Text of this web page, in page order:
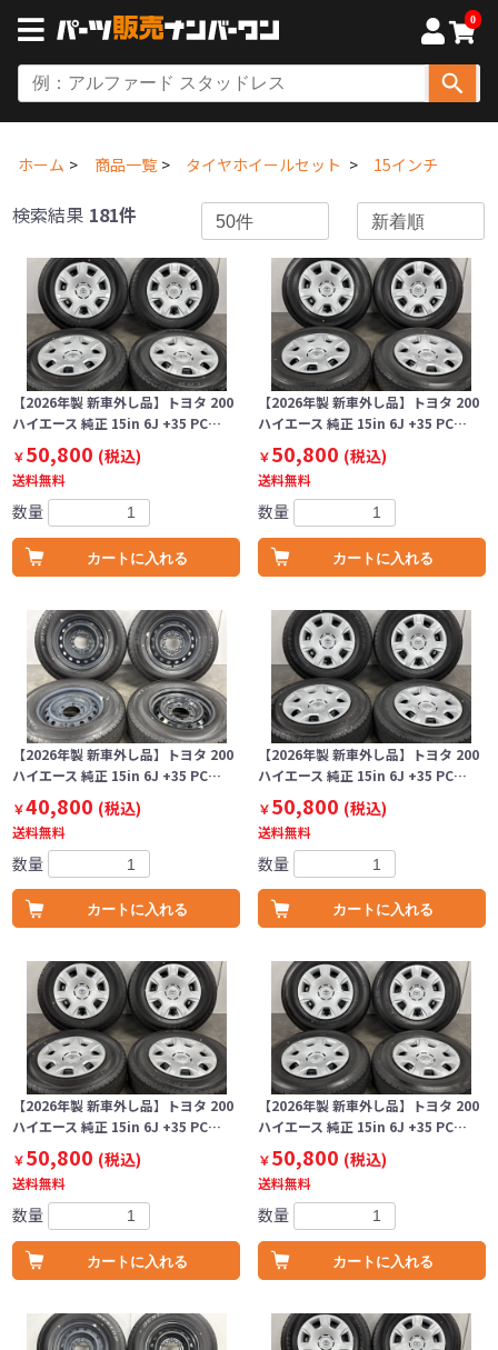
0
ホーム 商品一覧 タイヤホイールセット 15インチ
検索結果 181件
【2026年製 新車外し品】トヨタ 200
ハイエース 純正 15in 6J +35 PC…
￥50,800 (税込)
送料無料
数量
カートに入れる
【2026年製 新車外し品】トヨタ 200
ハイエース 純正 15in 6J +35 PC…
￥50,800 (税込)
送料無料
数量
カートに入れる
【2026年製 新車外し品】トヨタ 200
ハイエース 純正 15in 6J +35 PC…
￥40,800 (税込)
送料無料
数量
カートに入れる
【2026年製 新車外し品】トヨタ 200
ハイエース 純正 15in 6J +35 PC…
￥50,800 (税込)
送料無料
数量
カートに入れる
【2026年製 新車外し品】トヨタ 200
ハイエース 純正 15in 6J +35 PC…
￥50,800 (税込)
送料無料
数量
カートに入れる
【2026年製 新車外し品】トヨタ 200
ハイエース 純正 15in 6J +35 PC…
￥50,800 (税込)
送料無料
数量
カートに入れる